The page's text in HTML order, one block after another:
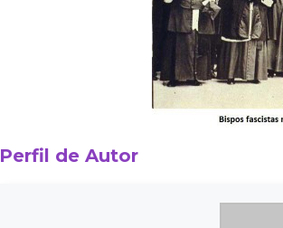
Perfil de Autor